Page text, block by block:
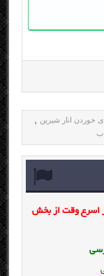
خوردن انار شیرین ,
اسرع وقت از بخش